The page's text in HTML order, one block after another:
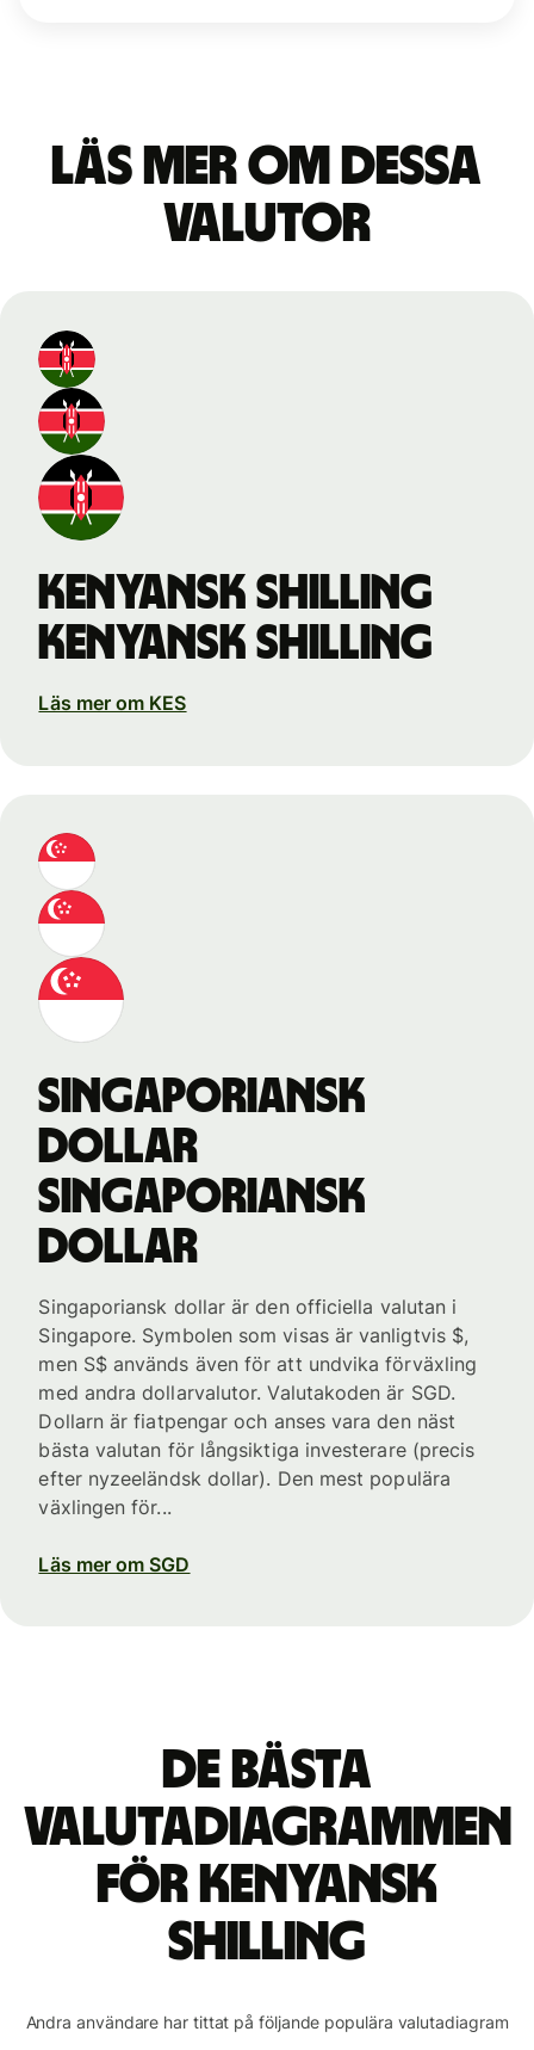
Läs mer om dessa
valutor
kenyansk shilling
kenyansk shilling
Läs mer om KES
singaporiansk
dollar
singaporiansk
dollar
Singaporiansk dollar är den officiella valutan i
Singapore. Symbolen som visas är vanligtvis $,
men S$ används även för att undvika förväxling
med andra dollarvalutor. Valutakoden är SGD.
Dollarn är fiatpengar och anses vara den näst
bästa valutan för långsiktiga investerare (precis
efter nyzeeländsk dollar). Den mest populära
växlingen för...
Läs mer om SGD
De bästa
valutadiagrammen
för kenyansk
shilling
Andra användare har tittat på följande populära valutadiagram